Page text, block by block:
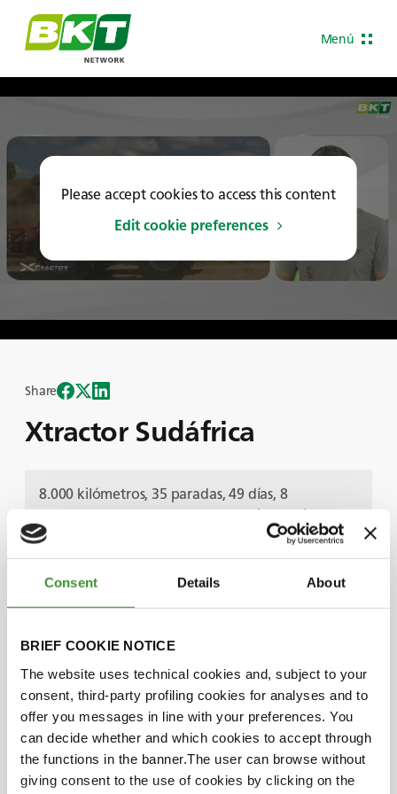
Consent Details About
BRIEF COOKIE NOTICE
The website uses technical cookies and, subject to your
consent, third-party profiling cookies for analyses and to
offer you messages in line with your preferences. You
can decide whether and which cookies to accept through
the functions in the banner.The user can browse without
giving consent to the use of cookies by clicking on the
Menú
Please accept cookies to access this content
Edit cookie preferences
Xtractor Sudáfrica
Share
8.000 kilómetros, 35 paradas, 49 días, 8
conductores y 4 tractores McCormick equipados
con neumáticos BKT: esta es la expedición
Xtractor 2018.
En este inspirador episodio, compartimos nuestro
mejorar el desarrollo agrícola y la economía de las
Descubra de primera mano de nuestra Gerente
de Eventos y Patrocinio de Marca, Lorena Pea,
cómo BKT apoyó al equipo Xtractor para lograr